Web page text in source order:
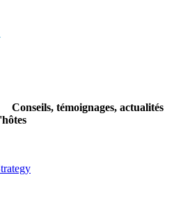
Conseils, témoignages, actualités